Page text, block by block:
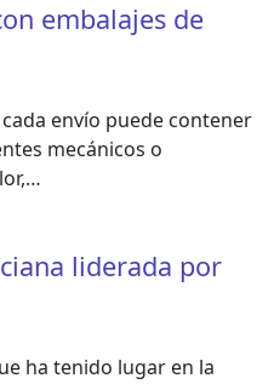
embalajes de
envío puede contener
mecánicos o
liderada por
ha tenido lugar en la